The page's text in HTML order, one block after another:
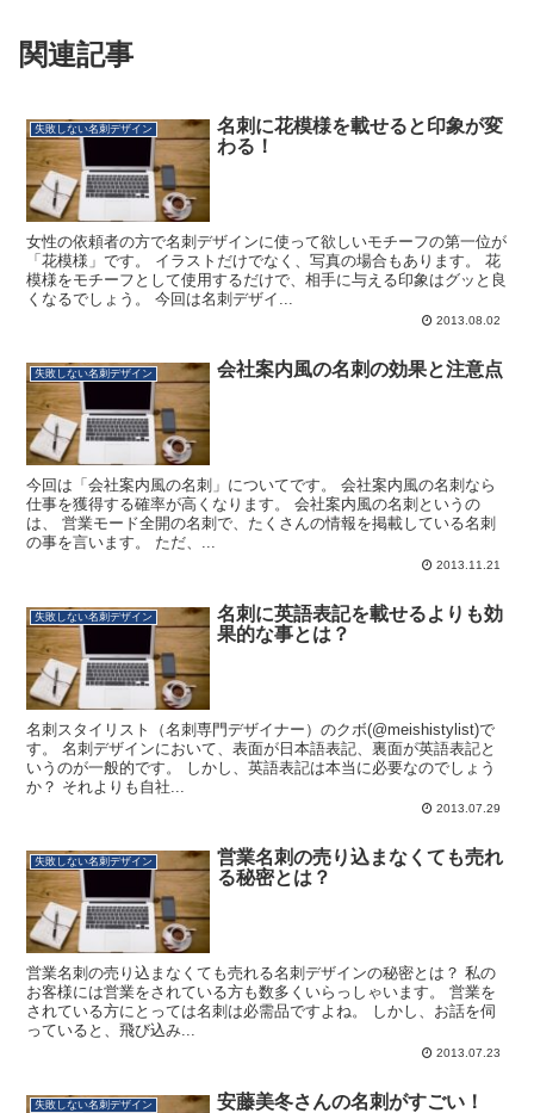
関連記事
失敗しない名刺デザイン
名刺に花模様を載せると印象が変
わる！
女性の依頼者の方で名刺デザインに使って欲しいモチーフの第一位が
「花模様」です。 イラストだけでなく、写真の場合もあります。 花
模様をモチーフとして使用するだけで、相手に与える印象はグッと良
くなるでしょう。 今回は名刺デザイ...
2013.08.02
失敗しない名刺デザイン 会社案内風の名刺の効果と注意点
今回は「会社案内風の名刺」についてです。 会社案内風の名刺なら
仕事を獲得する確率が高くなります。 会社案内風の名刺というの
は、 営業モード全開の名刺で、たくさんの情報を掲載している名刺
の事を言います。 ただ、...
2013.11.21
失敗しない名刺デザイン
名刺に英語表記を載せるよりも効
果的な事とは？
名刺スタイリスト（名刺専門デザイナー）のクボ(@meishistylist)で
す。 名刺デザインにおいて、表面が日本語表記、裏面が英語表記と
いうのが一般的です。 しかし、英語表記は本当に必要なのでしょう
か？ それよりも自社...
2013.07.29
失敗しない名刺デザイン
営業名刺の売り込まなくても売れ
る秘密とは？
営業名刺の売り込まなくても売れる名刺デザインの秘密とは？ 私の
お客様には営業をされている方も数多くいらっしゃいます。 営業を
されている方にとっては名刺は必需品ですよね。 しかし、お話を伺
っていると、飛び込み...
2013.07.23
失敗しない名刺デザイン 安藤美冬さんの名刺がすごい！